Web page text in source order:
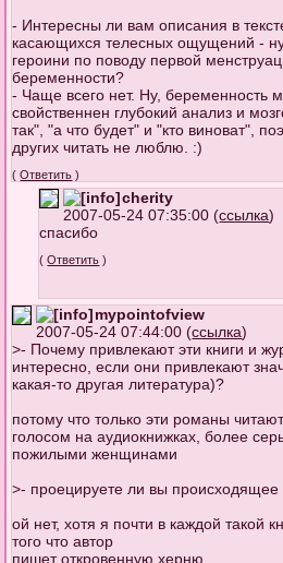
- Интересны ли вам описания в
касающихся телесных ощущений -
героини по поводу первой
беременности?
- Чаще всего нет. Ну, беременность
свойственнен глубокий анализ и
так", "а что будет" и "кто виноват",
других читать не люблю. :)
(Ответить )
cherity
2007-05-24 07:35:00 (ссылка)
спасибо
(Ответить )
mypointofview
2007-05-24 07:44:00 (ссылка)
>- Почему привлекают эти книги и
интересно, если они привлекают
какая-то другая литература)?
потому что только эти романы
голосом на аудиокнижках, более
пожилыми женщинами
>- проецируете ли вы происходящее
ой нет, хотя я почти в каждой такой
того что автор
пишет откровенную херню